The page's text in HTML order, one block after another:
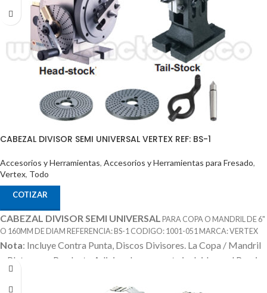
CABEZAL DIVISOR SEMI UNIVERSAL VERTEX REF: BS-1
Accesorios y Herramientas, Accesorios y Herramientas para Fresado,
Vertex, Todo
COTIZAR
CABEZAL DIVISOR SEMI UNIVERSAL PARA COPA O MANDRIL DE 6"
O 160MM DE DIAM REFERENCIA: BS-1 CODIGO: 1001-051 MARCA: VERTEX
Nota: Incluye Contra Punta, Discos Divisores. La Copa / Mandril
o Plato es un Producto Adicional que no esta incluido en el Precio